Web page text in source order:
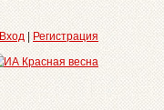
Вход Регистрация